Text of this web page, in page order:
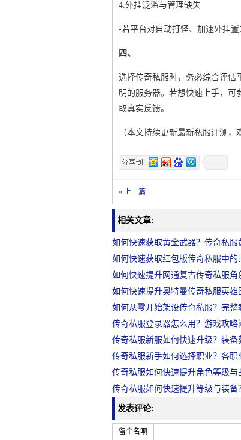
4.外挂泛滥与管理缺失
-若平台对自动打怪、加速外挂
四、
选择传奇私服时，务必综合评估
明的服务器。若想快速上手，可
取真实反馈。
（本文持续更新最新私服评测，
« 上一篇
相关文章:
如何快速获取黄金武器？传奇私服
如何快速获取红包版传奇私服中的
如何快速提升网通复古传奇私服角
如何快速提升奥特曼传奇私服英雄
如何从零开始架设传奇私服？完
传奇私服登录器怎么用？游戏攻略
传奇私服新服如何快速升级？装备
传奇私服新手如何选择职业？各职
传奇私服如何快速提升角色等级与
传奇私服如何快速提升等级与装备
发表评论:
留个名呗